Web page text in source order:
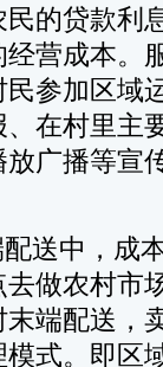
的贷款利
营成本。
参加区域
在村里主
广播等宣
送中，成
做农村市
端配送，
式。即区